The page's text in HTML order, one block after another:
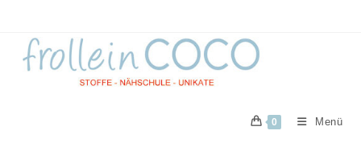
springen
0 Menü